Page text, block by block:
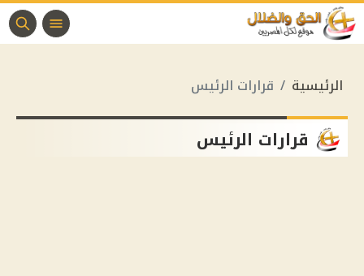
الرئيسية قرارات الرئيس
قرارات الرئيس